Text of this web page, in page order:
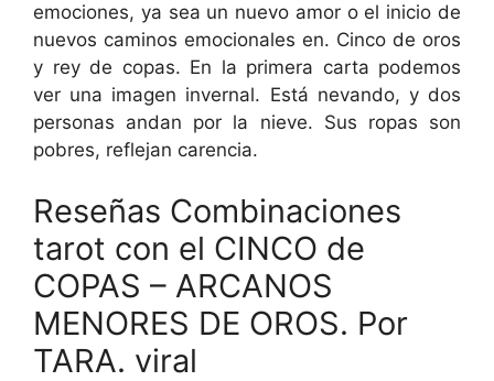
emociones, ya sea un nuevo amor o el inicio de
nuevos caminos emocionales en. Cinco de oros
y rey de copas. En la primera carta podemos
ver una imagen invernal. Está nevando, y dos
personas andan por la nieve. Sus ropas son
pobres, reflejan carencia.
Reseñas Combinaciones
tarot con el CINCO de
COPAS – ARCANOS
MENORES DE OROS. Por
TARA. viral